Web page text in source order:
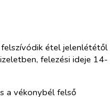
étel jelenlététől
felezési ideje 14-
a vékonybél felső